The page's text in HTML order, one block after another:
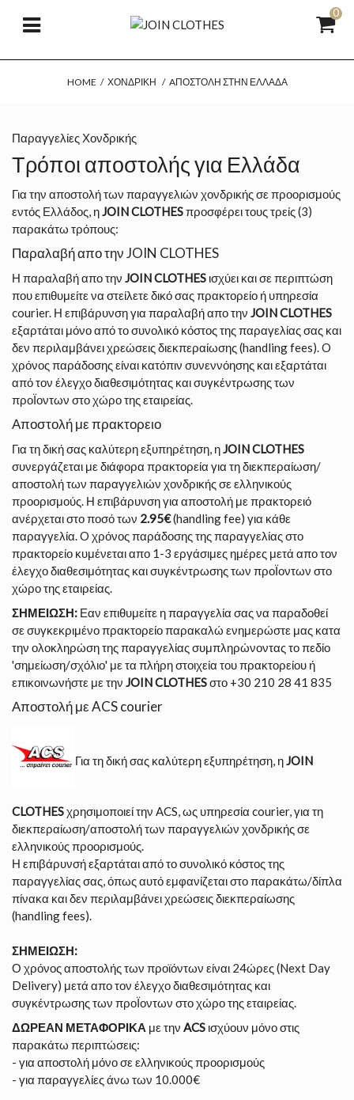
0
HOME / ΧΟΝΔΡΙΚΉ / AΠΟΣΤΟΛΉ ΣΤΗΝ ΕΛΛΆΔΑ
Παραγγελίες Χονδρικής
Τρόποι αποστολής για Ελλάδα
Για την αποστολή των παραγγελιών χονδρικής σε προορισμούς
εντός Ελλάδος, ηJOIN CLOTHESπροσφέρει τους τρείς (3)
παρακάτω τρόπους:
Παραλαβή απο την JOIN CLOTHES
Η παραλαβή απο την JOIN CLOTHES ισχύει και σε περιπτώση
που επιθυμείτε να στείλετε δικό σας πρακτορείο ή υπηρεσία
courier. Η επιβάρυνση για παραλαβή απο την JOIN CLOTHES
εξαρτάται μόνο από το συνολικό κόστος της παραγελίας σας και
δεν περιλαμβάνει χρεώσεις διεκπεραίωσης (handling fees). O
χρόνος παράδοσης είναι κατόπιν συνεννόησης και εξαρτάται
από τον έλεγχο διαθεσιμότητας και συγκέντρωσης των
προΪοντων στο χώρο της εταιρείας.
Αποστολή με πρακτορειο
Για τη δική σας καλύτερη εξυπηρέτηση, ηJOIN CLOTHES
συνεργάζεται με διάφορα πρακτορεία για τη διεκπεραίωση/
αποστολή των παραγγελιών χονδρικής σε ελληνικούς
προορισμούς. Η επιβάρυνση για αποστολή με πρακτορειό
ανέρχεται στο ποσό των 2.95€(handling fee) για κάθε
παραγγελία. O χρόνος παράδοσης της παραγγελίας στο
πρακτορείο κυμένεται απο 1-3 εργάσιμες ημέρες μετά απο τον
έλεγχο διαθεσιμότητας και συγκέντρωσης των προΪοντων στο
χώρο της εταιρείας.
ΣΗΜΕΙΩΣΗ: Εαν επιθυμείτε η παραγγελία σας να παραδοθεί
σε συγκεκριμένο πρακτορείο παρακαλώ ενημερώστε μας κατα
την ολοκληρώση της παραγγελίας συμπληρώνοντας το πεδίο
'σημείωση/σχόλιο' με τα πλήρη στοιχεία του πρακτορείου ή
επικοινωνήστε με την JOIN CLOTHESστο +30 210 28 41 835
Αποστολή με ACS courier
Για τη δική σας καλύτερη εξυπηρέτηση, ηJOIN
CLOTHESχρησιμοποιεί την ACS, ως υπηρεσία courier, για τη
διεκπεραίωση/αποστολή των παραγγελιών χονδρικής σε
ελληνικούς προορισμούς.
Η επιβάρυνσή εξαρτάται από το συνολικό κόστος της
παραγγελίας σας, όπως αυτό εμφανίζεται στο παρακάτω/δίπλα
πίνακα και δεν περιλαμβάνει χρεώσεις διεκπεραίωσης
(handling fees).
ΣΗΜΕΙΩΣΗ:
Ο χρόνος αποστολής των προϊόντων είναι 24ώρες (Next Day
Delivery) μετά απο τον έλεγχο διαθεσιμότητας και
συγκέντρωσης των προΪοντων στο χώρο της εταιρείας.
ΔΩΡΕΑΝ ΜΕΤΑΦΟΡΙΚΑ με την ACS ισχύουν μόνο στις
παρακάτω περιπτώσεις:
- για αποστολή μόνο σε ελληνικούς προορισμούς
- για παραγγελίες άνω των 10.000€